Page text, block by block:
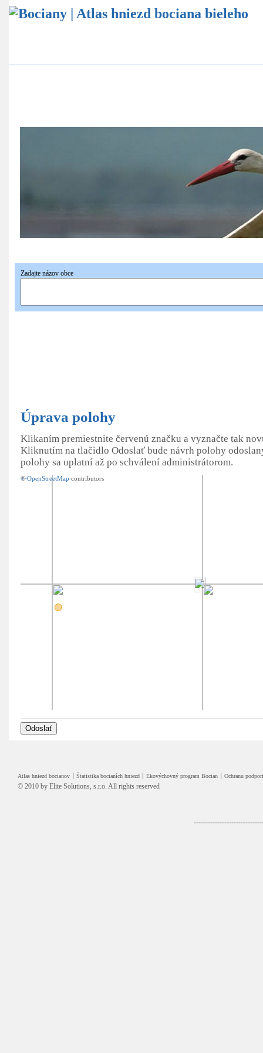
Zadajte názov obce
Úprava polohy
Klikaním premiestnite červenú značku a vyznačte tak
Kliknutím na tlačidlo Odoslať bude návrh polohy
polohy sa uplatní až po schválení administrátorom.
+−
©OpenStreetMap contributors
Atlas hniezd bocianov Štatistika bocianích hniezd Ekovýchovný program Bocian Ochranu
© 2010 by Elite Solutions, s.r.o. All rights reserved